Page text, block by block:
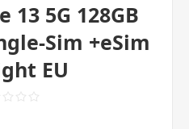
13 5G 128GB
Sim +eSim
EU